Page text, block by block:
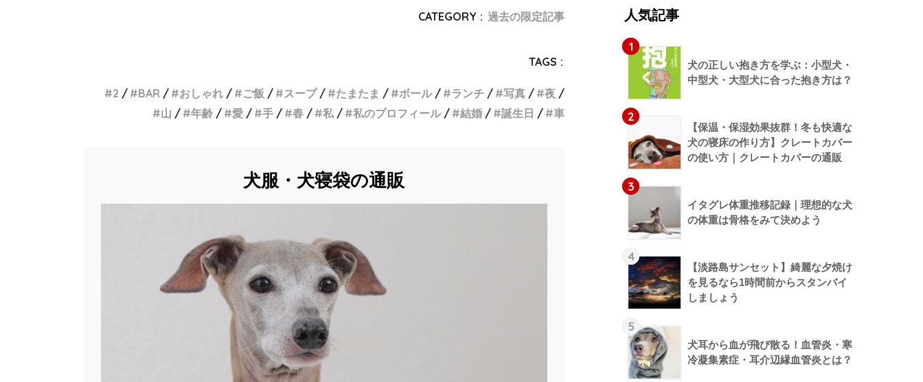
CATEGORY : 過去の限定記事
TAGS :
2 BAR おしゃれ ご飯 スープ たまたま ボール ランチ 写真
夜
山
年齢 愛 手 春 私 私のプロフィール 結婚 誕生日 車
犬服・犬寝袋の通販
人気記事
1
犬の正しい抱き方を学ぶ：小型犬・
中型犬・大型犬に合った抱き方は？
2
【保温・保湿効果抜群！冬も快適な
犬の寝床の作り方】クレートカバー
の使い方｜クレートカバーの通販
3
イタグレ体重推移記録｜理想的な犬
の体重は骨格をみて決めよう
4
【淡路島サンセット】綺麗な夕焼け
を見るなら1時間前からスタンバイ
しましょう
5
犬耳から血が飛び散る！血管炎・寒
冷凝集素症・耳介辺縁血管炎とは？